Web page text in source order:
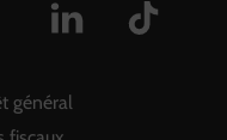
général